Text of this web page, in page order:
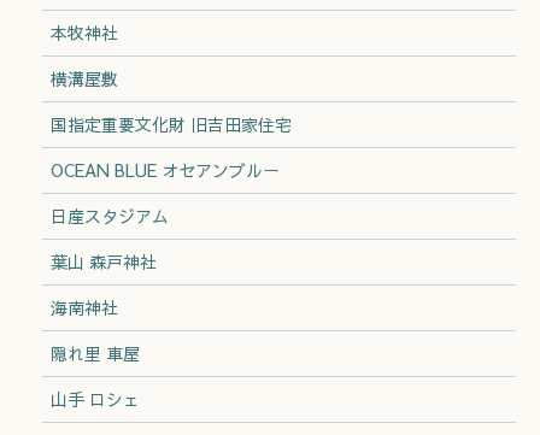
本牧神社
横溝屋敷
国指定重要文化財 旧吉田家住宅
OCEAN BLUE オセアンブルー
日産スタジアム
葉山 森戸神社
海南神社
隠れ里 車屋
山手 ロシェ